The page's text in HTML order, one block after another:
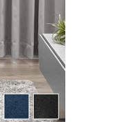
より感謝